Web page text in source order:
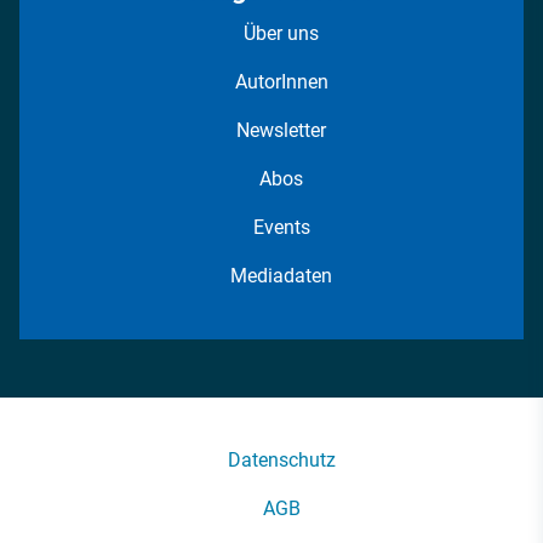
Über uns
AutorInnen
Newsletter
Abos
Events
Mediadaten
Datenschutz
AGB